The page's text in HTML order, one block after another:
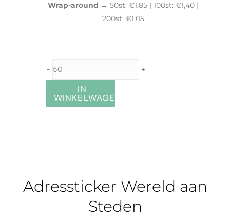
Wrap-around → 50st: €1,85 | 100st: €1,40 |
200st: €1,05
- +
IN
WINKELWAGEN
Adressticker Wereld aan
Steden